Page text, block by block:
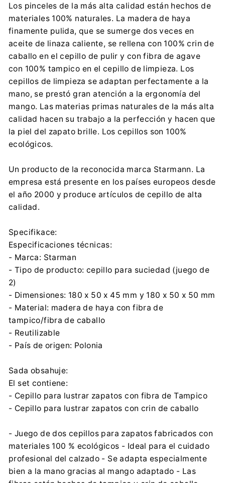
biuro@starmann.pl
0048 603 584 518
Importador:
Marcin Staroń FIRMA STARMANN
Zabłocińska 9/1, 01-697 Warszawa
biuro@starmann.pl
0048 603 584 518
Los pinceles de la más alta calidad están hechos de
materiales 100% naturales. La madera de haya
finamente pulida, que se sumerge dos veces en
aceite de linaza caliente, se rellena con 100% crin de
caballo en el cepillo de pulir y con fibra de agave
con 100% tampico en el cepillo de limpieza. Los
cepillos de limpieza se adaptan perfectamente a la
mano, se prestó gran atención a la ergonomía del
mango. Las materias primas naturales de la más alta
calidad hacen su trabajo a la perfección y hacen que
la piel del zapato brille. Los cepillos son 100%
ecológicos.
Un producto de la reconocida marca Starmann. La
empresa está presente en los países europeos desde
el año 2000 y produce artículos de cepillo de alta
calidad.
Specifikace:
Especificaciones técnicas:
- Marca: Starman
- Tipo de producto: cepillo para suciedad (juego de
2)
- Dimensiones: 180 x 50 x 45 mm y 180 x 50 x 50 mm
- Material: madera de haya con fibra de
tampico/fibra de caballo
- Reutilizable
- País de origen: Polonia
Sada obsahuje:
El set contiene:
- Cepillo para lustrar zapatos con fibra de Tampico
- Cepillo para lustrar zapatos con crin de caballo
- Juego de dos cepillos para zapatos fabricados con
materiales 100 % ecológicos - Ideal para el cuidado
profesional del calzado - Se adapta especialmente
bien a la mano gracias al mango adaptado - Las